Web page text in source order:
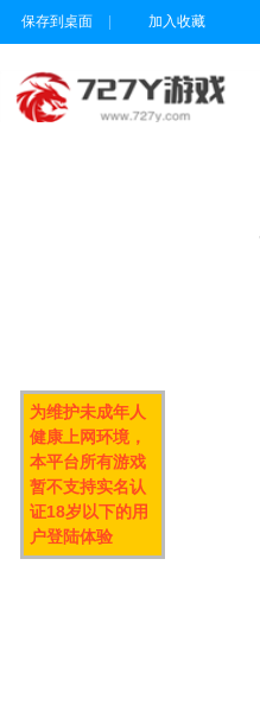
保存到桌面 加入收藏
为维护未成年人
健康上网环境，
本平台所有游戏
暂不支持实名认
证18岁以下的用
户登陆体验